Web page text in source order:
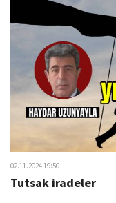
02.11.2024 19:50
Tutsak iradeler